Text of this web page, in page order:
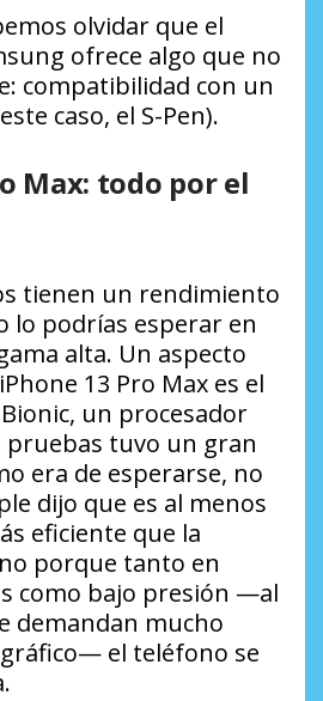
olvidar que el
ofrece algo que no
compatibilidad con un
caso, el S-Pen).
Max: todo por el
tienen un rendimiento
lo podrías esperar en
alta. Un aspecto
13 Pro Max es el
un procesador
pruebas tuvo un gran
era de esperarse, no
dijo que es al menos
eficiente que la
porque tanto en
como bajo presión —al
demandan mucho
el teléfono se